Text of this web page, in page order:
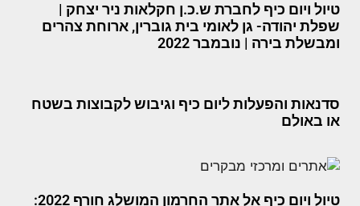
טיול ויום כיף לחברת ש.כ.ן חקלאות ניר יצחק |
שפלת יהודה- גן לאומי בית גוברין, ארוחת צהרים
ומבשלת בירה | נובמבר 2022
סדנאות והפעלות ליום כיף וגיבוש לקבוצות בשטח
או באולם
טיול ויום כיף אל אתר החרמון המושלג חורף 2022: